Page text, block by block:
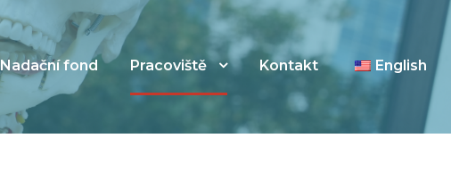
Nadační fond Pracoviště Kontakt English